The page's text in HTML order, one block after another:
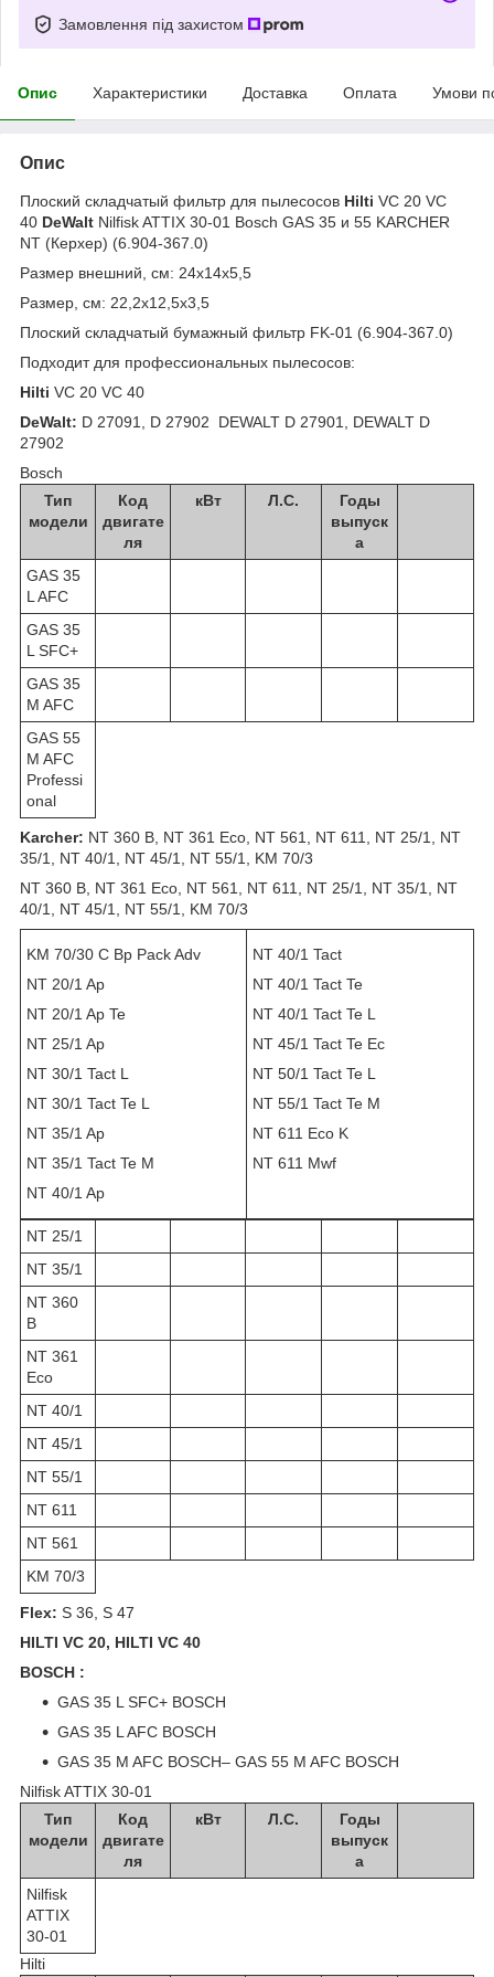
Замовлення під захистом
Опис Характеристики Доставка Оплата Умови
Опис
Плоский складчатый фильтр для пылесосов Hilti VC 20 VC
40 DeWalt Nilfisk ATTIX 30-01 Bosch GAS 35 и 55 KARCHER
NT (Керхер) (6.904-367.0)
Размер внешний, см: 24х14х5,5
Размер, см: 22,2х12,5х3,5
Плоский складчатый бумажный фильтр FK-01 (6.904-367.0)
Подходит для профессиональных пылесосов:
Hilti VC 20 VC 40
DeWalt: D 27091, D 27902 DEWALT D 27901, DEWALT D
27902
Bosch
Тип
модели
Код
двигате
ля
кВт Л.С.
Годы
выпуск
а
GAS 35
L AFC
GAS 35
L SFC+
GAS 35
M AFC
GAS 55
M AFC
Professi
onal
Karcher: NT 360 B, NT 361 Eco, NT 561, NT 611, NT 25/1, NT
35/1, NT 40/1, NT 45/1, NT 55/1, KM 70/3
NT 360 B, NT 361 Eco, NT 561, NT 611, NT 25/1, NT 35/1, NT
40/1, NT 45/1, NT 55/1, KM 70/3
KM 70/30 C Bp Pack Adv
NT 20/1 Ap
NT 20/1 Ap Te
NT 25/1 Ap
NT 30/1 Tact L
NT 30/1 Tact Te L
NT 35/1 Ap
NT 35/1 Tact Te М
NT 40/1 Ap
NT 40/1 Tact
NT 40/1 Tact Te
NT 40/1 Tact Te L
NT 45/1 Tact Te Ec
NT 50/1 Tact Te L
NT 55/1 Tact Te М
NT 611 Eco K
NT 611 Mwf
NT 25/1
NT 35/1
NT 360
B
NT 361
Eco
NT 40/1
NT 45/1
NT 55/1
NT 611
NT 561
KM 70/3
Flex: S 36, S 47
HILTI VC 20, HILTI VC 40
BOSCH :
GAS 35 L SFC+ BOSCH
GAS 35 L AFC BOSCH
GAS 35 M AFC BOSCH– GAS 55 M AFC BOSCH
Nilfisk ATTIX 30-01
Тип
модели
Код
двигате
ля
кВт Л.С.
Годы
выпуск
а
Nilfisk
ATTIX
30-01
Hilti